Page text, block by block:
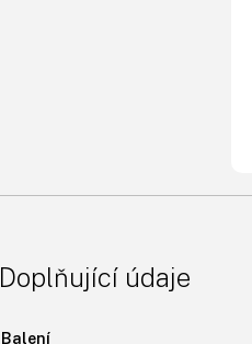
Doplňující údaje
Balení